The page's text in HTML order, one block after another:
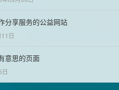
分享服务的公益网站
日
意思的页面